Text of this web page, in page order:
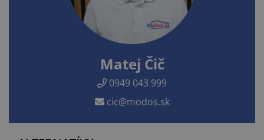
Matej Čič
0949 043 999
cic@modos.sk